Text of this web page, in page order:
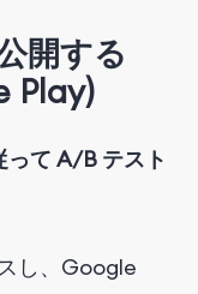
開する
Play)
って A/B テスト
し、Google